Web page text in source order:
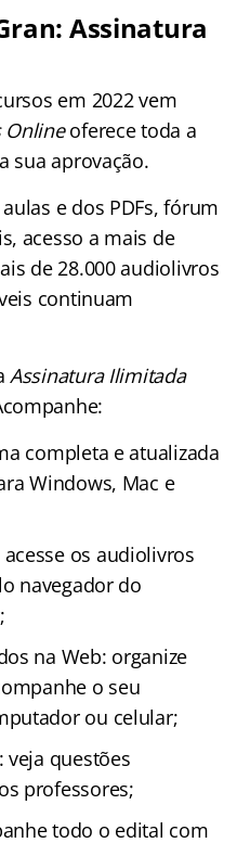
Assinatura
em 2022 vem
Onlineoferece toda a
sua aprovação.
e dos PDFs, fórum
acesso a mais de
de 28.000 audiolivros
continuam
Assinatura Ilimitada
completa e atualizada
Windows, Mac e
os audiolivros
navegador do
na Web: organize
o seu
ou celular;
veja questões
professores;
todo o edital com